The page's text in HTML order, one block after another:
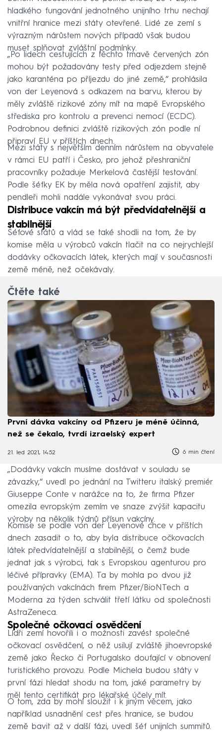
hladkého fungování jednotného unijního trhu nechají
vnitřní hranice mezi státy otevřené. Lidé ze zemí s
výrazným nárůstem nových případů však budou
muset splňovat zvláštní podmínky.
„Po lidech cestujících z těchto tmavě červených zón
mohou být požadovány testy před odjezdem stejně
jako karanténa po příjezdu do jiné země,“ prohlásila
von der Leyenová s odkazem na barvu, kterou by
měly zvláště rizikové zóny mít na mapě Evropského
střediska pro kontrolu a prevenci nemocí (ECDC).
Podrobnou definici zvláště rizikových zón podle ní
připraví EU v příštích dnech.
Mezi státy s největším denním nárůstem na obyvatele
v rámci EU patří i Česko, pro jehož přeshraniční
pracovníky požaduje Merkelová častější testování.
Podle šéfky EK by měla nová opatření zajistit, aby
pendleři mohli nadále vykonávat svou práci.
Distribuce vakcín má být předvídatelnější a
stabilnější
Šéfové států a vlád se také shodli na tom, že by
komise měla u výrobců vakcín tlačit na co nejrychlejší
dodávky očkovacích látek, kterých mají v současnosti
země méně, než očekávaly.
Čtěte také
První dávka vakcíny od Pfizeru je méně účinná,
než se čekalo, tvrdí izraelský expert
21. led 2021, 14:52 6 min čtení
„Dodávky vakcín musíme dostávat v souladu se
závazky,“ uvedl po jednání na Twitteru italský premiér
Giuseppe Conte v narážce na to, že firma Pfizer
omezila evropským zemím ve snaze zvýšit kapacitu
výroby na několik týdnů přísun vakcíny.
Komise se podle von der Leyenové chce v příštích
dnech zasadit o to, aby byla distribuce očkovacích
látek předvídatelnější a stabilnější, o čemž bude
jednat jak s výrobci, tak s Evropskou agenturou pro
léčivé přípravky (EMA). Ta by mohla po dvou již
používaných vakcínách firem Pfizer/BioNTech a
Moderna za týden schválit třetí látku od společnosti
AstraZeneca.
Společné očkovací osvědčení
Lídři zemí hovořili i o možnosti zavést společné
očkovací osvědčení, o něž usilují zvláště jihoevropské
země jako Řecko či Portugalsko doufající v obnovení
turistického provozu. Podle Michela budou státy v
první fázi hledat shodu na tom, jaké parametry by
měl tento certifikát pro lékařské účely mít.
O tom, zda by mohl sloužit i k jiným věcem, jako
například usnadnění cest přes hranice, se budou
země bavit až v další fázi, uvedl šéf unijních summitů.